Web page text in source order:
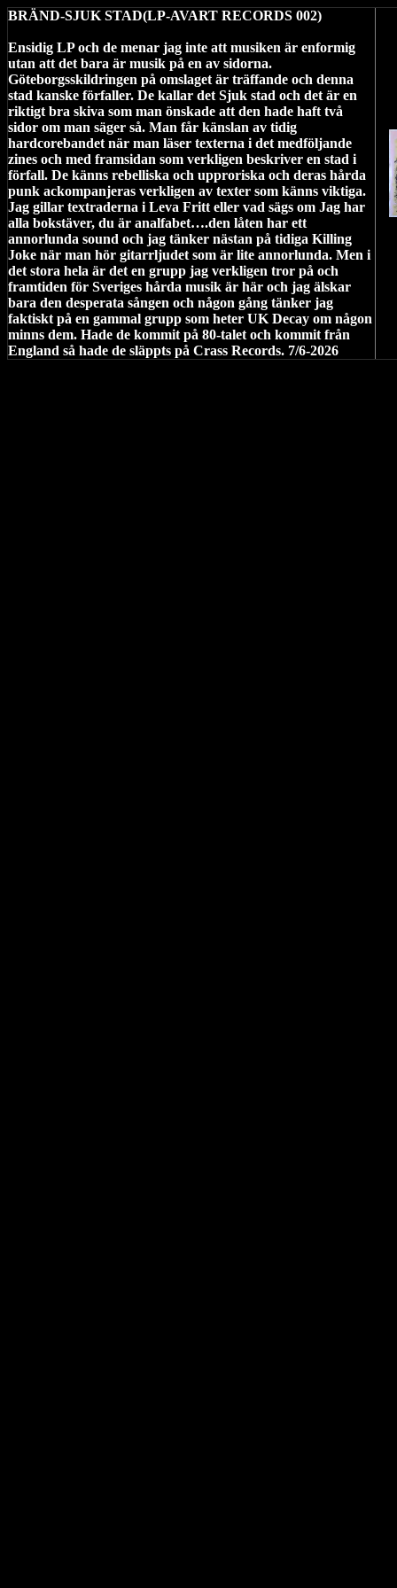
BRÄND-SJUK STAD(LP-AVART RECORDS 002)
Ensidig LP och de menar jag inte att musiken är enformig
utan att det bara är musik på en av sidorna.
Göteborgsskildringen på omslaget är träffande och denna
stad kanske förfaller. De kallar det Sjuk stad och det är en
riktigt bra skiva som man önskade att den hade haft två
sidor om man säger så. Man får känslan av tidig
hardcorebandet när man läser texterna i det medföljande
zines och med framsidan som verkligen beskriver en stad i
förfall. De känns rebelliska och upproriska och deras hårda
punk ackompanjeras verkligen av texter som känns viktiga.
Jag gillar textraderna i Leva Fritt eller vad sägs om Jag har
alla bokstäver, du är analfabet….den låten har ett
annorlunda sound och jag tänker nästan på tidiga Killing
Joke när man hör gitarrljudet som är lite annorlunda. Men i
det stora hela är det en grupp jag verkligen tror på och
framtiden för Sveriges hårda musik är här och jag älskar
bara den desperata sången och någon gång tänker jag
faktiskt på en gammal grupp som heter UK Decay om någon
minns dem. Hade de kommit på 80-talet och kommit från
England så hade de släppts på Crass Records. 7/6-2026